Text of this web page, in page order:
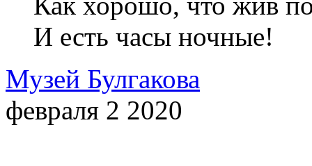
И есть часы ночные!
Музей Булгакова
февраля 2 2020